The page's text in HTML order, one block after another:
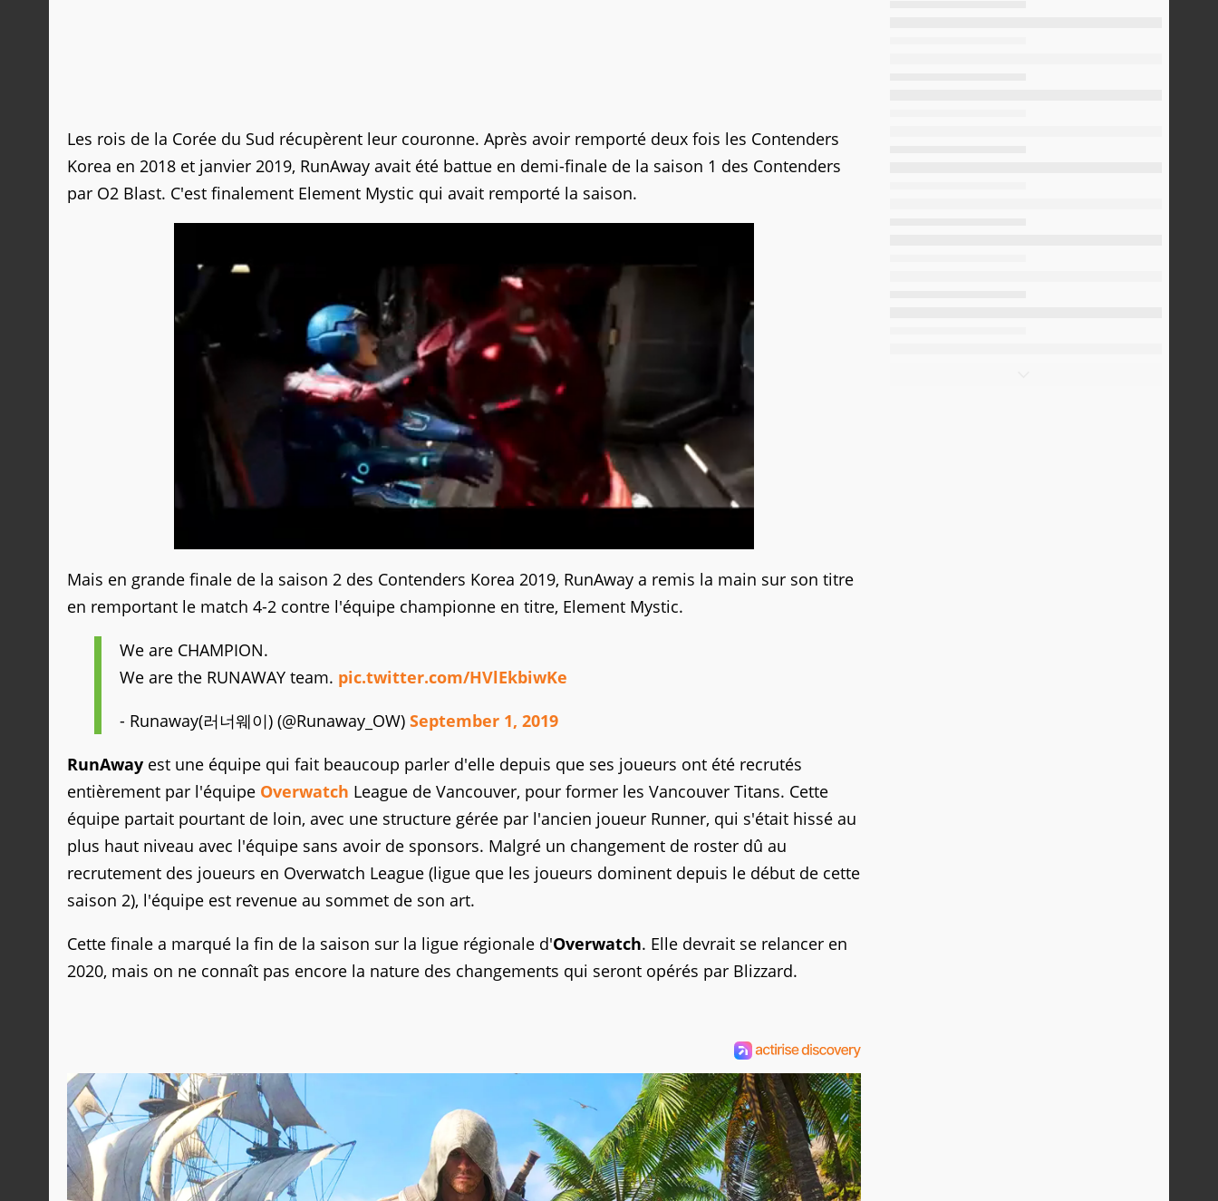
Les rois de la Corée du Sud récupèrent leur couronne. Après avoir remporté deux fois les Contenders
Korea en 2018 et janvier 2019, RunAway avait été battue en demi-finale de la saison 1 des Contenders
par O2 Blast. C'est finalement Element Mystic qui avait remporté la saison.
Mais en grande finale de la saison 2 des Contenders Korea 2019, RunAway a remis la main sur son titre
en remportant le match 4-2 contre l'équipe championne en titre, Element Mystic.
We are CHAMPION.
We are the RUNAWAY team. pic.twitter.com/HVlEkbiwKe
- Runaway(러너웨이) (@Runaway_OW) September 1, 2019
RunAway est une équipe qui fait beaucoup parler d'elle depuis que ses joueurs ont été recrutés
entièrement par l'équipe Overwatch League de Vancouver, pour former les Vancouver Titans. Cette
équipe partait pourtant de loin, avec une structure gérée par l'ancien joueur Runner, qui s'était hissé au
plus haut niveau avec l'équipe sans avoir de sponsors. Malgré un changement de roster dû au
recrutement des joueurs en Overwatch League (ligue que les joueurs dominent depuis le début de cette
saison 2), l'équipe est revenue au sommet de son art.
Cette finale a marqué la fin de la saison sur la ligue régionale d'Overwatch. Elle devrait se relancer en
2020, mais on ne connaît pas encore la nature des changements qui seront opérés par Blizzard.